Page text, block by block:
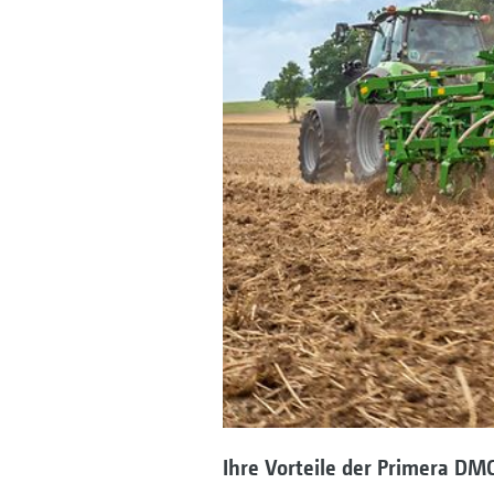
Ihre Vorteile der Primera